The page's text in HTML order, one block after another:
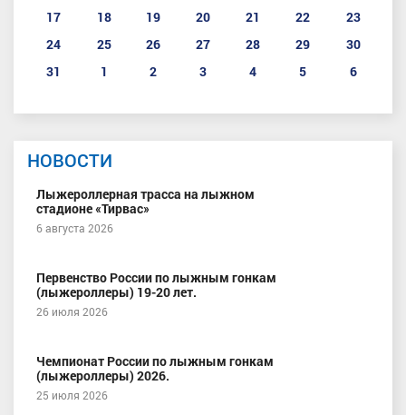
17
18 19 20 21 22
23
24
25 26 27 28 29
30
31
1 2 3 4 5 6
НОВОСТИ
Лыжероллерная трасса на лыжном
стадионе «Тирвас»
6 августа 2026
Первенство России по лыжным гонкам
(лыжероллеры) 19-20 лет.
26 июля 2026
Чемпионат России по лыжным гонкам
(лыжероллеры) 2026.
25 июля 2026